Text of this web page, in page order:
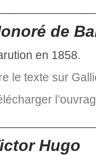
de
en 1858.
le texte sur
Hugo